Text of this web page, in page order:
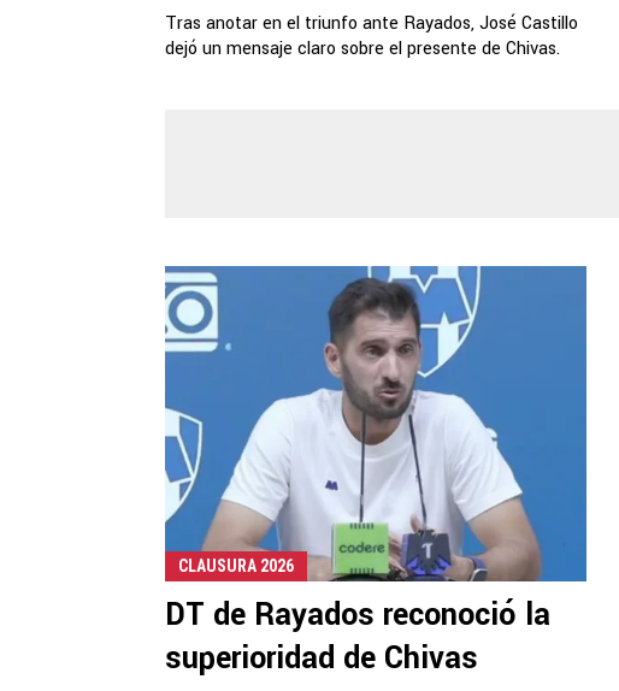
Tras anotar en el triunfo ante Rayados, José Castillo
dejó un mensaje claro sobre el presente de Chivas.
CLAUSURA 2026
DT de Rayados reconoció la
superioridad de Chivas